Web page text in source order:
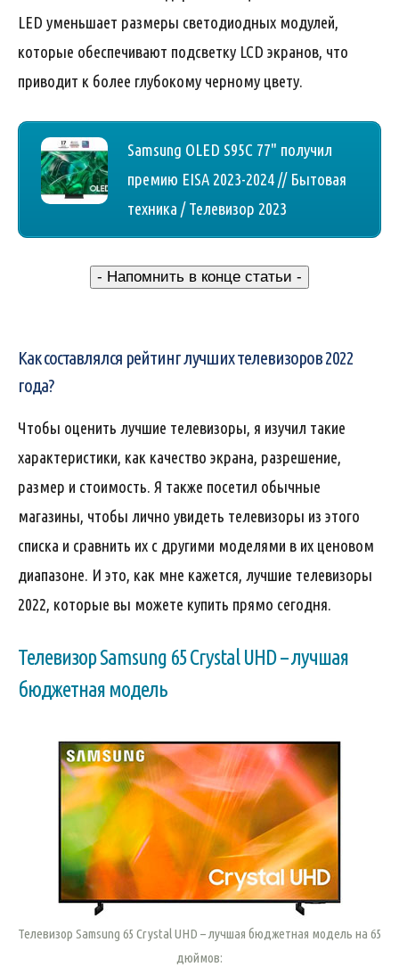
LED уменьшает размеры светодиодных модулей,
которые обеспечивают подсветку LCD экранов, что
приводит к более глубокому черному цвету.
Samsung OLED S95C 77" получил
премию EISA 2023-2024 // Бытовая
техника / Телевизор 2023
- Напомнить в конце статьи -
Как составлялся рейтинг лучших телевизоров 2022
года?
Чтобы оценить лучшие телевизоры, я изучил такие
характеристики, как качество экрана, разрешение,
размер и стоимость. Я также посетил обычные
магазины, чтобы лично увидеть телевизоры из этого
списка и сравнить их с другими моделями в их ценовом
диапазоне. И это, как мне кажется, лучшие телевизоры
2022, которые вы можете купить прямо сегодня.
Телевизор Samsung 65 Crystal UHD – лучшая
бюджетная модель
Телевизор Samsung 65 Crystal UHD – лучшая бюджетная модель на 65
дюймов: